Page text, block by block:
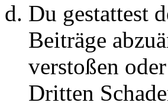
Du gestattest
Beiträge
verstoßen
Dritten